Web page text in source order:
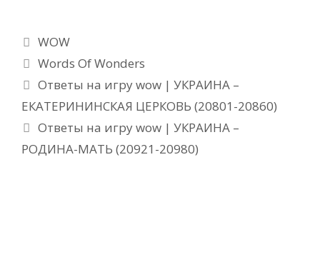
Рубрики
WOW
Метки
Words Of Wonders
Ответы на игру wow | УКРАИНА –
ЕКАТЕРИНИНСКАЯ ЦЕРКОВЬ (20801-20860)
Ответы на игру wow | УКРАИНА –
РОДИНА-МАТЬ (20921-20980)